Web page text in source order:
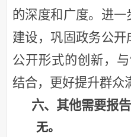
的深度和广度。进
建设，巩固政务公
公开形式的创新，
结合，更好提升群众
六、其他需要报
无。